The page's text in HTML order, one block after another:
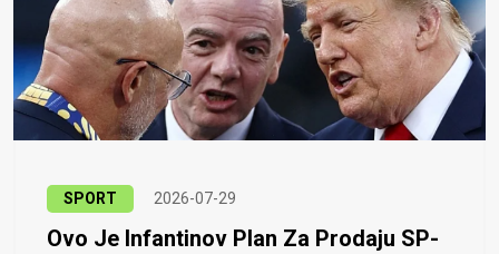
SPORT 2026-07-29
Ovo Je Infantinov Plan Za Prodaju SP-